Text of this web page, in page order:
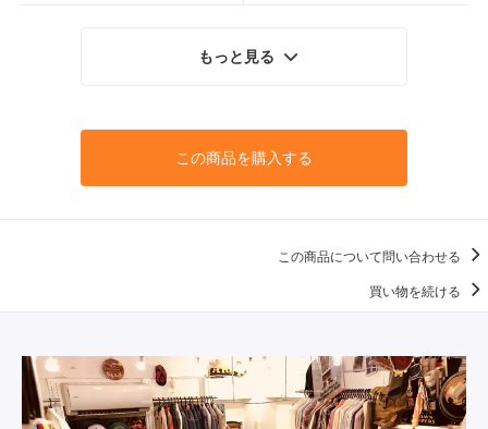
もっと見る
この商品を購入する
この商品について問い合わせる
買い物を続ける